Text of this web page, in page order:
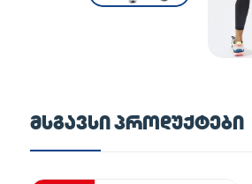
ᲛᲡᲒᲐᲕᲡᲘ ᲞᲠᲝᲓᲣᲥᲢᲔᲑᲘ